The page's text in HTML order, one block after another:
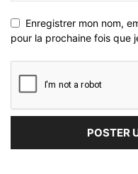
Enregistrer mon nom,
pour la prochaine fois que